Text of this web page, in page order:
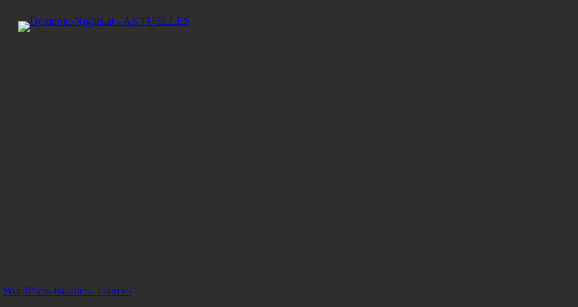
WordPress Business Themes